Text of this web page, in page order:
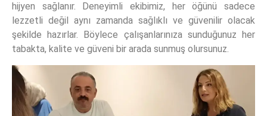
hijyen sağlanır. Deneyimli ekibimiz, her öğünü sadece
lezzetli değil aynı zamanda sağlıklı ve güvenilir olacak
şekilde hazırlar. Böylece çalışanlarınıza sunduğunuz her
tabakta, kalite ve güveni bir arada sunmuş olursunuz.